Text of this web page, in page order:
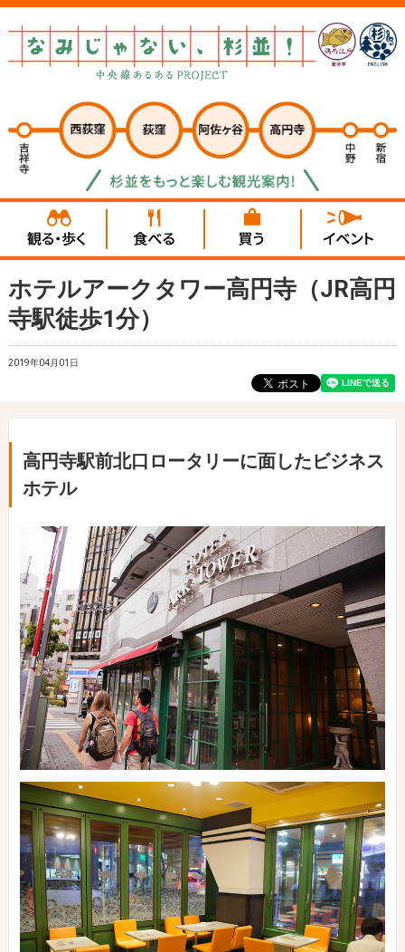
ホテルアークタワー高円寺（JR高円
寺駅徒歩1分）
2019年04月01日
高円寺駅前北口ロータリーに面したビジネス
ホテル